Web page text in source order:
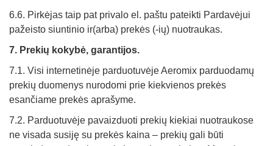
6.6. Pirkėjas taip pat privalo el. paštu pateikti Pardavėjui
pažeisto siuntinio ir(arba) prekės (-ių) nuotraukas.
7. Prekių kokybė, garantijos.
7.1. Visi internetinėje parduotuvėje Aeromix parduodamų
prekių duomenys nurodomi prie kiekvienos prekės
esančiame prekės aprašyme.
7.2. Parduotuvėje pavaizduoti prekių kiekiai nuotraukose
ne visada susiję su prekės kaina – prekių gali būti